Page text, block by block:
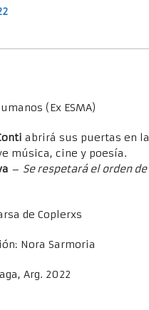
(Ex ESMA)
abrirá sus puertas en la
música, cine y poesía.
– Se respetará el orden de
de Coplerxs
Nora Sarmoria
Arg. 2022